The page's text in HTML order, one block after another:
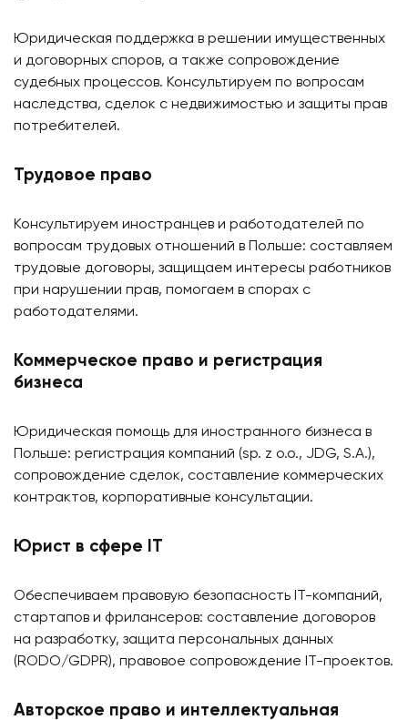
Юридическая поддержка в решении имущественных
и договорных споров, а также сопровождение
судебных процессов. Консультируем по вопросам
наследства, сделок с недвижимостью и защиты прав
потребителей.
Трудовое право
Консультируем иностранцев и работодателей по
вопросам трудовых отношений в Польше: составляем
трудовые договоры, защищаем интересы работников
при нарушении прав, помогаем в спорах с
работодателями.
Коммерческое право и регистрация
бизнеса
Юридическая помощь для иностранного бизнеса в
Польше: регистрация компаний (sp. z o.o., JDG, S.A.),
сопровождение сделок, составление коммерческих
контрактов, корпоративные консультации.
Юрист в сфере IT
Обеспечиваем правовую безопасность IT-компаний,
стартапов и фрилансеров: составление договоров
на разработку, защита персональных данных
(RODO/GDPR), правовое сопровождение IT-проектов.
Авторское право и интеллектуальная